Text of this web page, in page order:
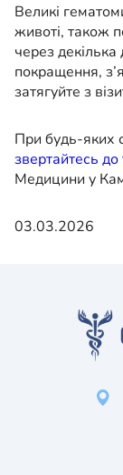
Великі
животі, також
через
покращення,
затягуйте з
При будь-яких
звертайтесь
Медицини у
03.03.2026